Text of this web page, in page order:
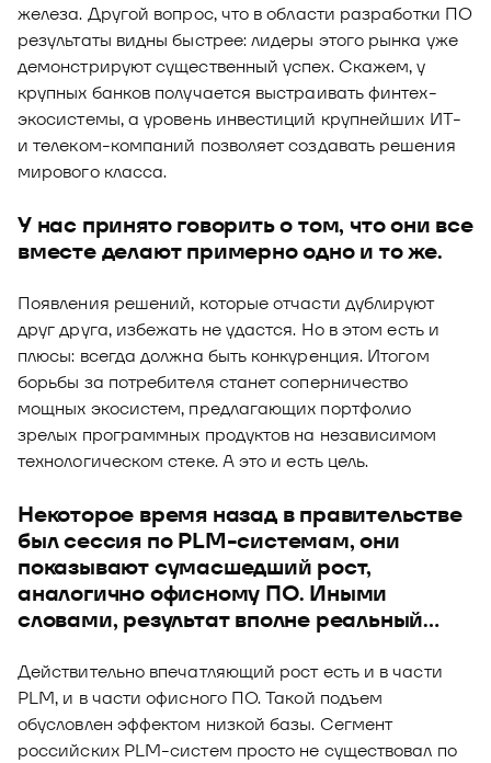
железа. Другой вопрос, что в области разработки ПО
результаты видны быстрее: лидеры этого рынка уже
демонстрируют существенный успех. Скажем, у
крупных банков получается выстраивать финтех-
экосистемы, а уровень инвестиций крупнейших ИТ-
и телеком-компаний позволяет создавать решения
мирового класса.
У нас принято говорить о том, что они все
вместе делают примерно одно и то же.
Появления решений, которые отчасти дублируют
друг друга, избежать не удастся. Но в этом есть и
плюсы: всегда должна быть конкуренция. Итогом
борьбы за потребителя станет соперничество
мощных экосистем, предлагающих портфолио
зрелых программных продуктов на независимом
технологическом стеке. А это и есть цель.
Некоторое время назад в правительстве
был сессия по PLM-системам, они
показывают сумасшедший рост,
аналогично офисному ПО. Иными
словами, результат вполне реальный…
Действительно впечатляющий рост есть и в части
PLM, и в части офисного ПО. Такой подъем
обусловлен эффектом низкой базы. Сегмент
российских PLM-систем просто не существовал по